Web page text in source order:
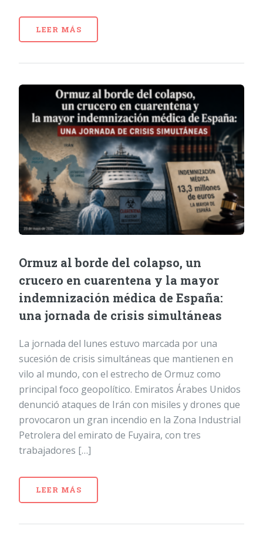
LEER MÁS
Ormuz al borde del colapso, un
crucero en cuarentena y la mayor
indemnización médica de España:
una jornada de crisis simultáneas
La jornada del lunes estuvo marcada por una
sucesión de crisis simultáneas que mantienen en
vilo al mundo, con el estrecho de Ormuz como
principal foco geopolítico. Emiratos Árabes Unidos
denunció ataques de Irán con misiles y drones que
provocaron un gran incendio en la Zona Industrial
Petrolera del emirato de Fuyaira, con tres
trabajadores […]
LEER MÁS